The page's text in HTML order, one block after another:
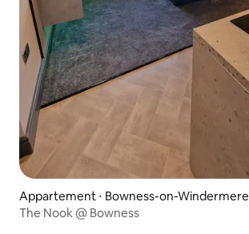
Appartement ⋅ Bowness-on-Windermere
The Nook @ Bowness